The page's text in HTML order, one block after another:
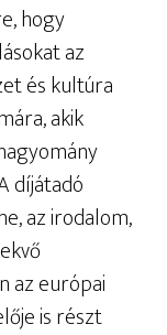
hogy
az
és kultúra
akik
díjátadó
az irodalom,
az európai
is részt